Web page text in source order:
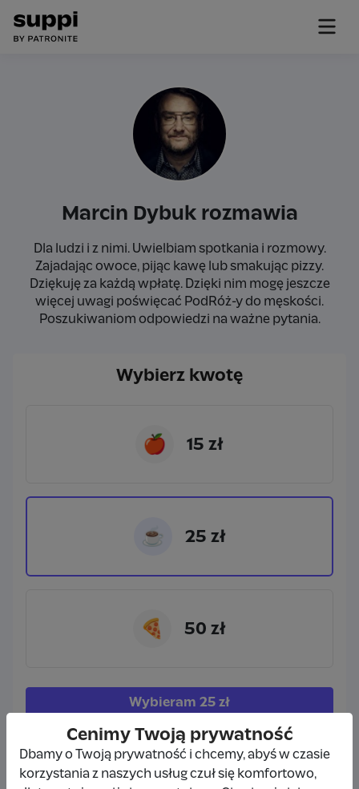
Marcin Dybuk rozmawia
Dla ludzi i z nimi. Uwielbiam spotkania i rozmowy.
Zajadając owoce, pijąc kawę lub smakując pizzy.
Dziękuję za każdą wpłatę. Dzięki nim mogę jeszcze
więcej uwagi poświęcać PodRóż-y do męskości.
Poszukiwaniom odpowiedzi na ważne pytania.
Wybierz kwotę
🍎 15 zł
☕ 25 zł
🍕 50 zł
Wybieram 25 zł
Inna kwota
Cenimy Twoją prywatność
Dbamy o Twoją prywatność i chcemy, abyś w czasie
korzystania z naszych usług czuł się komfortowo,